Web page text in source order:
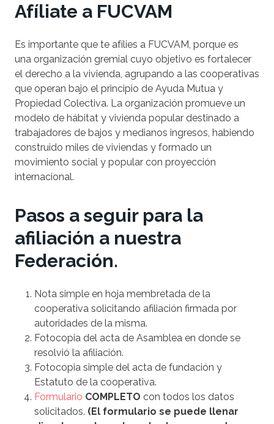
Afíliate a FUCVAM
Es importante que te afílies a FUCVAM, porque es
una organización gremial cuyo objetivo es fortalecer
el derecho a la vivienda, agrupando a las cooperativas
que operan bajo el principio de Ayuda Mutua y
Propiedad Colectiva. La organización promueve un
modelo de hábitat y vivienda popular destinado a
trabajadores de bajos y medianos ingresos, habiendo
construido miles de viviendas y formado un
movimiento social y popular con proyección
internacional.
Pasos a seguir para la
afiliación a nuestra
Federación.
Nota simple en hoja membretada de la
cooperativa solicitando afiliación firmada por
autoridades de la misma.
Fotocopia del acta de Asamblea en donde se
resolvió la afiliación.
Fotocopia simple del acta de fundación y
Estatuto de la cooperativa.
Formulario COMPLETO con todos los datos
solicitados. (El formulario se puede llenar